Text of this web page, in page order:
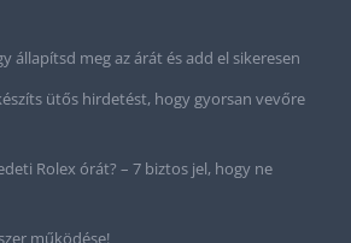
állapítsd meg az árát és add el sikeresen
ütős hirdetést, hogy gyorsan vevőre
Rolex órát? – 7 biztos jel, hogy ne
működése!